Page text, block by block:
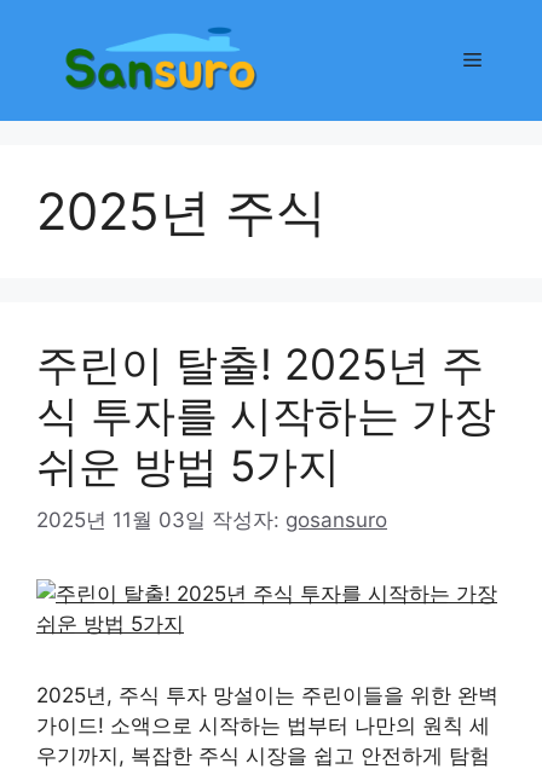
메
2025년 주식
주린이 탈출! 2025년 주
식 투자를 시작하는 가장
쉬운 방법 5가지
2025년 11월 03일 작성자: gosansuro
2025년, 주식 투자 망설이는 주린이들을 위한 완벽
가이드! 소액으로 시작하는 법부터 나만의 원칙 세
우기까지, 복잡한 주식 시장을 쉽고 안전하게 탐험